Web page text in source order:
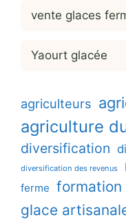
vente glaces
Yaourt glacée
agriculteurs
agriculture
diversification
diversification des revenus
ferme formation
glace